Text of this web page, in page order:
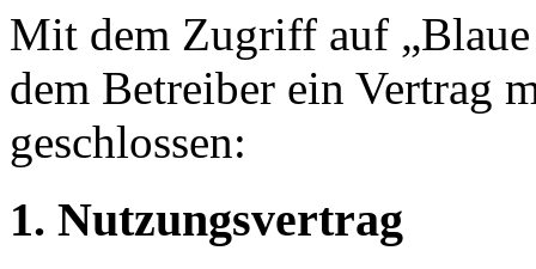
Mit dem Zugriff auf
dem Betreiber ein Vertrag
geschlossen:
1. Nutzungsvertrag